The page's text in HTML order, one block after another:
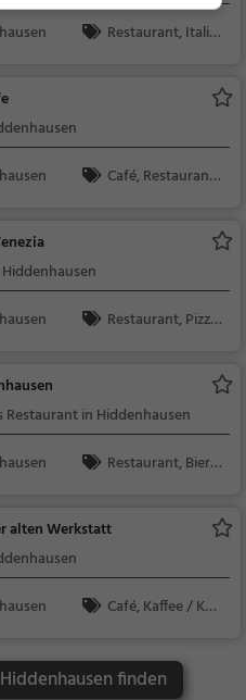
Restaurant, Italie
Café, Restaurant,
waren, Deutsch, Mitt
agessen, Abendesse
Restaurant, Pizza,
Restaurant in Hiddenhausen
Restaurant, Bierg
Europäisch, Bier, Sna
alten Werkstatt
Café, Kaffee / Kuc
ck / Teigwaren
finden